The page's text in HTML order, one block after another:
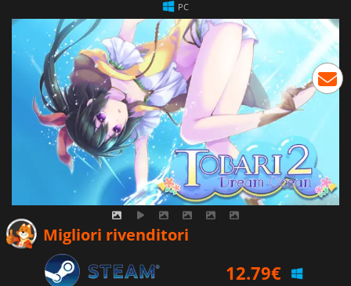
NOTIZIE
ACCEDI O REGISTRATI
PC
Migliori rivenditori
12.79€